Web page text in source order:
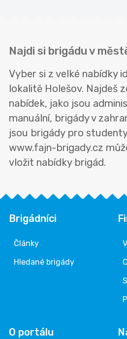
Najdi si brigádu v
Vyber si z velké nabídky
lokalitě Holešov. Najdeš
nabídek, jako jsou
manuální, brigády v
jsou brigády pro
www.fajn-brigady.cz
vložit nabídky brigád.
Brigádníci
Články
Hledané brigády
O portálu